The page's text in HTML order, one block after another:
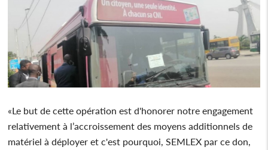
«Le but de cette opération est d'honorer notre engagement
relativement à l’accroissement des moyens additionnels de
matériel à déployer et c'est pourquoi, SEMLEX par ce don,